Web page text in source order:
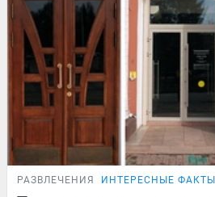
РАЗВЛЕЧЕНИЯ ИНТЕРЕСНЫЕ